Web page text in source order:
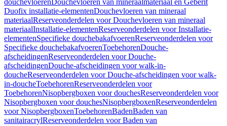
douchevloerenDouchevloeren van mineraalmateriaal en Geberit
Duofix installatie-elementenDouchevloeren van mineraal
materiaalReserveonderdelen voor Douchevloeren van mineraal
materiaalInstallatie-elementenReserveonderdelen voor Installatie-
elementenSpecifieke douchebakafvoerenReserveonderdelen voor
Specifieke douchebakafvoerenToebehorenDouche-
afscheidingenReserveonderdelen voor Douche-
afscheidingenDouche-afscheidingen voor walk-in-
doucheReserveonderdelen voor Douche-afscheidingen voor walk-
in-doucheToebehorenReserveonderdelen voor
ToebehorenNisopbergboxen voor douchesReserveonderdelen voor
Nisopbergboxen voor douchesNisopbergboxenReserveonderdelen
voor NisopbergboxenToebehorenBadenBaden van
sanitairacrylReserveonderdelen voor Baden van